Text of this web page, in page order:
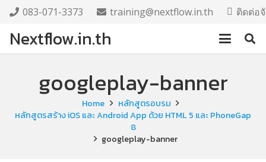
083-071-3373 training@nextflow.in.th ติดต่อ
Nextflow.in.th
googleplay-banner
Home
หลักสูตรอบรม
หลักสูตรสร้าง iOS และ Android App ด้วย HTML 5 และ PhoneGap
8
googleplay-banner